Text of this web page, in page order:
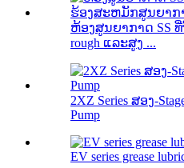
ຫ້ອງສູນຍາກາດ SS
rough ແລະສູງ ...
2XZ Series ສອງ-
Pump
EV series grease